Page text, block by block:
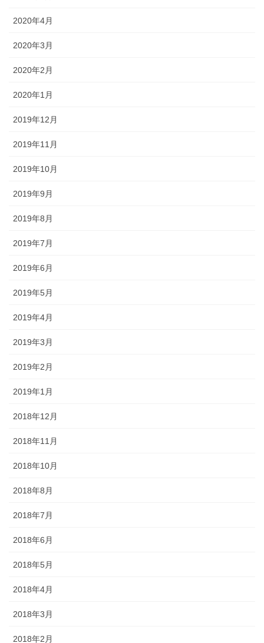
2020年4月
2020年3月
2020年2月
2020年1月
2019年12月
2019年11月
2019年10月
2019年9月
2019年8月
2019年7月
2019年6月
2019年5月
2019年4月
2019年3月
2019年2月
2019年1月
2018年12月
2018年11月
2018年10月
2018年8月
2018年7月
2018年6月
2018年5月
2018年4月
2018年3月
2018年2月